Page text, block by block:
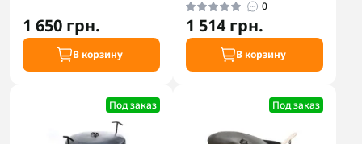
1 650 грн.
В корзину
0
1 514 грн.
В корзину
Под заказ Под заказ